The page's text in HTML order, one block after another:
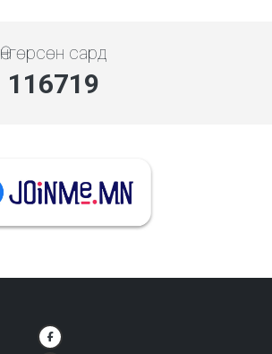
Өнгөрсөн сард
135394